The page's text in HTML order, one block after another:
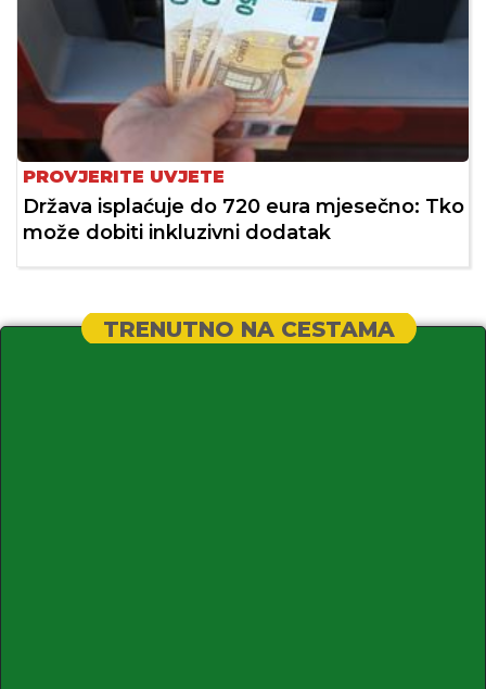
PROVJERITE UVJETE
Država isplaćuje do 720 eura mjesečno: Tko
može dobiti inkluzivni dodatak
TRENUTNO NA CESTAMA